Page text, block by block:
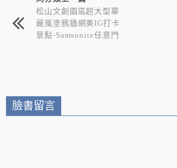
松山文創園區超大型華
麗風塗鴉牆網美IG打卡
景點-Samsonite任意門
臉書留言